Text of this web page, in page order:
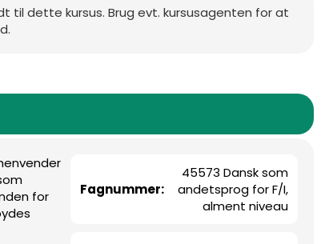
til dette kursus. Brug evt. kursusagenten for at
for
Fagnummer:
45573 Dansk som
andetsprog for F/I,
alment niveau